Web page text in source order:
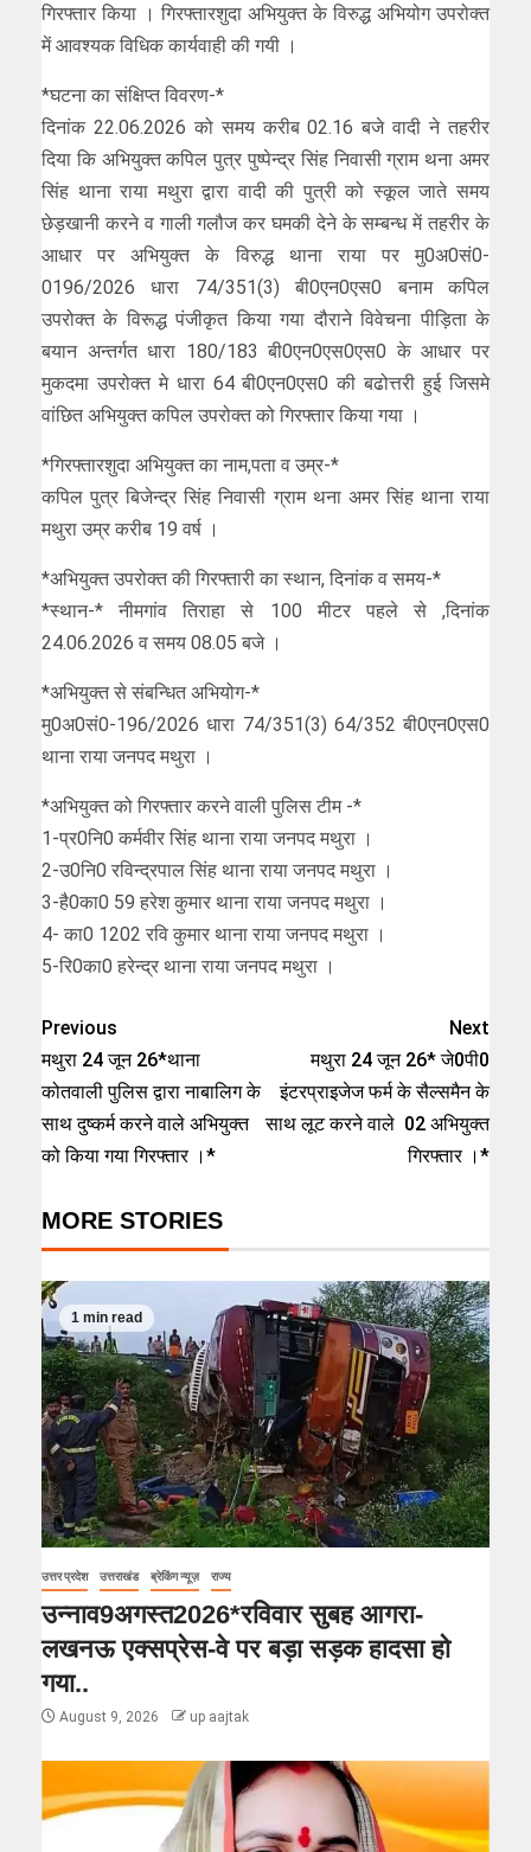
गिरफ्तार किया । गिरफ्तारशुदा अभियुक्त के विरुद्ध अभियोग उपरोक्त
में आवश्यक विधिक कार्यवाही की गयी ।
*घटना का संक्षिप्त विवरण-*
दिनांक 22.06.2026 को समय करीब 02.16 बजे वादी ने तहरीर
दिया कि अभियुक्त कपिल पुत्र पुष्पेन्द्र सिंह निवासी ग्राम थना अमर
सिंह थाना राया मथुरा द्वारा वादी की पुत्री को स्कूल जाते समय
छेड़खानी करने व गाली गलौज कर घमकी देने के सम्बन्ध में तहरीर के
आधार पर अभियुक्त के विरुद्ध थाना राया पर मु0अ0सं0-
0196/2026 धारा 74/351(3) बी0एन0एस0 बनाम कपिल
उपरोक्त के विरूद्ध पंजीकृत किया गया दौराने विवेचना पीड़िता के
बयान अन्तर्गत धारा 180/183 बी0एन0एस0एस0 के आधार पर
मुकदमा उपरोक्त मे धारा 64 बी0एन0एस0 की बढोत्तरी हुई जिसमे
वांछित अभियुक्त कपिल उपरोक्त को गिरफ्तार किया गया ।
*गिरफ्तारशुदा अभियुक्त का नाम,पता व उम्र-*
कपिल पुत्र बिजेन्द्र सिंह निवासी ग्राम थना अमर सिंह थाना राया
मथुरा उम्र करीब 19 वर्ष ।
*अभियुक्त उपरोक्त की गिरफ्तारी का स्थान, दिनांक व समय-*
*स्थान-* नीमगांव तिराहा से 100 मीटर पहले से ,दिनांक
24.06.2026 व समय 08.05 बजे ।
*अभियुक्त से संबन्धित अभियोग-*
मु0अ0सं0-196/2026 धारा 74/351(3) 64/352 बी0एन0एस0
थाना राया जनपद मथुरा ।
*अभियुक्त को गिरफ्तार करने वाली पुलिस टीम -*
1-प्र0नि0 कर्मवीर सिंह थाना राया जनपद मथुरा ।
2-उ0नि0 रविन्द्रपाल सिंह थाना राया जनपद मथुरा ।
3-है0का0 59 हरेश कुमार थाना राया जनपद मथुरा ।
4- का0 1202 रवि कुमार थाना राया जनपद मथुरा ।
5-रि0का0 हरेन्द्र थाना राया जनपद मथुरा ।
Previous
मथुरा 24 जून 26*थाना
कोतवाली पुलिस द्वारा नाबालिग के
साथ दुष्कर्म करने वाले अभियुक्त
को किया गया गिरफ्तार ।*
Next
मथुरा 24 जून 26* जे0पी0
इंटरप्राइजेज फर्म के सैल्समैन के
साथ लूट करने वाले 02 अभियुक्त
गिरफ्तार ।*
MORE STORIES
1 min read
उत्तर प्रदेश उत्तराखंड ब्रेकिंग न्यूज़ राज्य
उन्नाव9अगस्त2026*रविवार सुबह आगरा-
लखनऊ एक्सप्रेस-वे पर बड़ा सड़क हादसा हो
गया..
August 9, 2026 up aajtak